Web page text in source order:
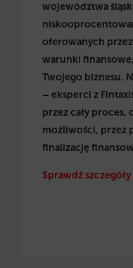
województwa
oferowanych przez
warunki
Twojego biznesu.
– eksperci z
przez cały proces,
możliwości, przez
finalizację
Sprawdź